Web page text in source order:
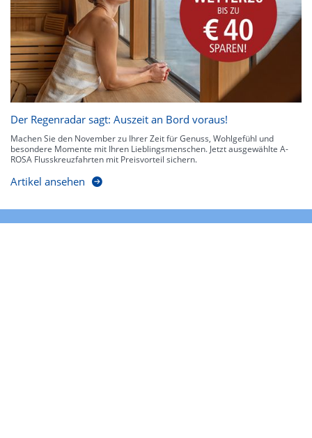
Der Regenradar sagt: Auszeit an Bord voraus!
Machen Sie den November zu Ihrer Zeit für Genuss, Wohlgefühl und
besondere Momente mit Ihren Lieblingsmenschen. Jetzt ausgewählte A-
ROSA Flusskreuzfahrten mit Preisvorteil sichern.
Artikel ansehen